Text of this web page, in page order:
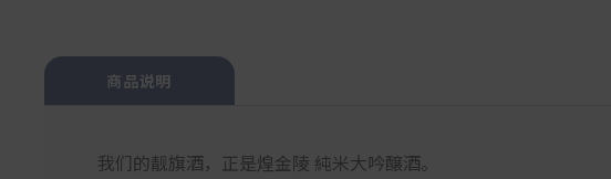
商品说明
我们的靓旗酒，正是煌金陵 純米大吟醸酒。